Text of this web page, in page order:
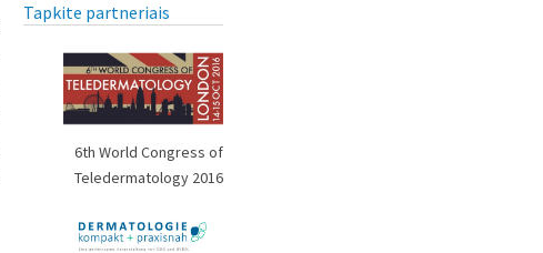
Tapkite partneriais
6th World Congress of
Teledermatology 2016